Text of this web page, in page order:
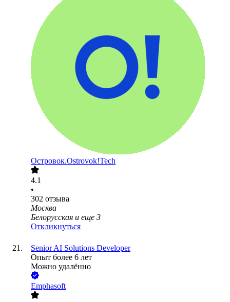
Островок.Ostrovok!Tech
4.1
•
302 отзыва
Москва
Белорусская и еще 3
Откликнуться
Senior AI Solutions Developer
Опыт более 6 лет
Можно удалённо
Emphasoft